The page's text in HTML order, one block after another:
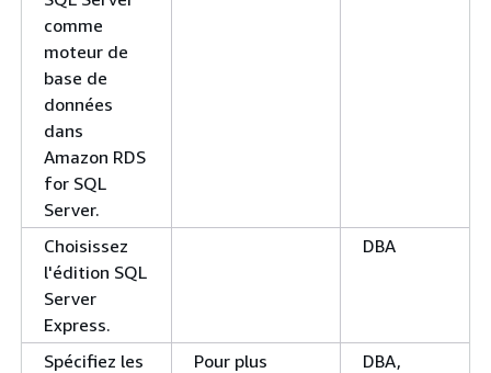
comme
moteur de
base de
données
dans
Amazon RDS
for SQL
Server.
Choisissez
l'édition SQL
Server
Express.
DBA
Spécifiez les
Pour plus
DBA,